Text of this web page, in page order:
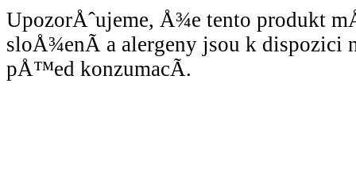
UpozorÅˆujeme, Å¾e tento produkt
sloÅ¾enÃ­ a alergeny jsou k dispozici
pÅ™ed konzumacÃ­.